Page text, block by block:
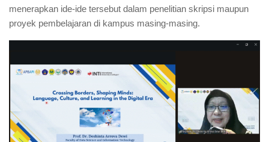
menerapkan ide-ide tersebut dalam penelitian skripsi maupun
proyek pembelajaran di kampus masing-masing.